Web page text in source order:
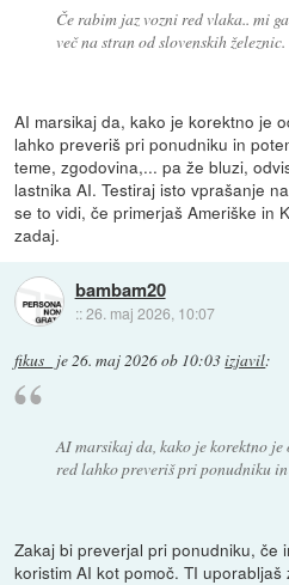
Če rabim jaz vozni red vlaka.. mi
več na stran od slovenskih železnic.
AI marsikaj da, kako je korektno je
lahko preveriš pri ponudniku in
teme, zgodovina,... pa že bluzi,
lastnika AI. Testiraj isto vprašanje
se to vidi, če primerjaš Ameriške in
zadaj.
bambam20
::26. maj 2026, 10:07
fikus_ je26. maj 2026 ob 10:03izjavil:
AI marsikaj da, kako je korektno je
red lahko preveriš pri ponudniku
Zakaj bi preverjal pri ponudniku, če
koristim AI kot pomoč. TI